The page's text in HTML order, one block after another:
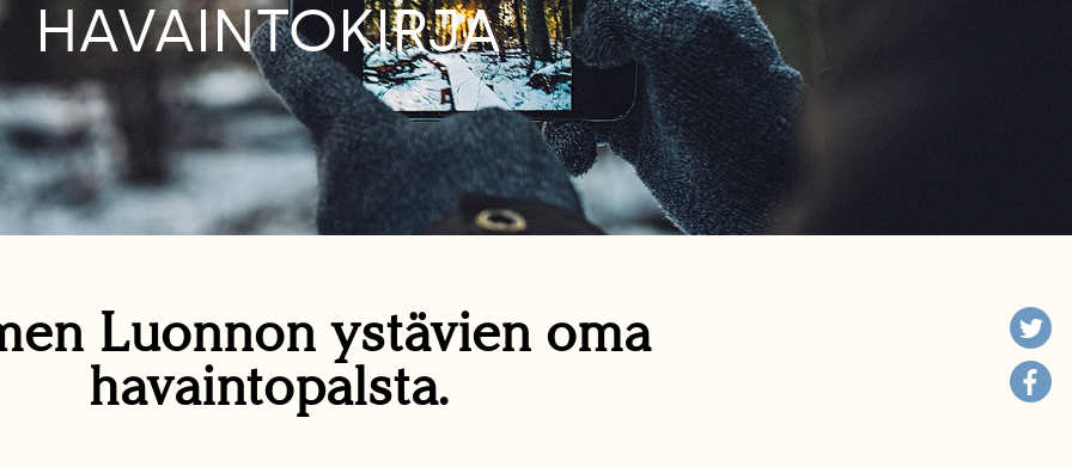
HAVAINTOKIRJA
Luonnon ystävien oma
havaintopalsta.